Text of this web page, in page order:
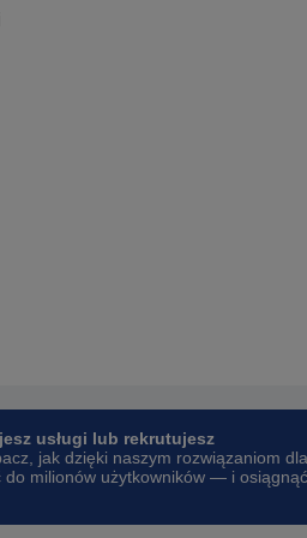
usługi lub rekrutujesz
jak dzięki naszym rozwiązaniom dla
do milionów użytkowników — i osiągnąć